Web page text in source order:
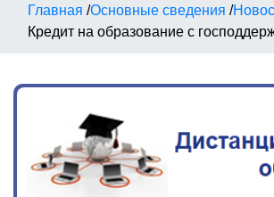
Главная /Основные сведения /
Кредит на образование с